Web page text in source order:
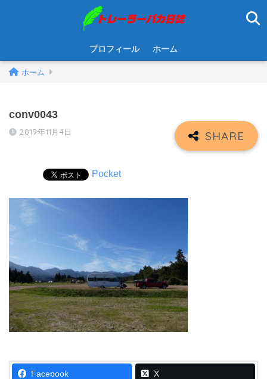
プロフィール ホーム
ホーム
conv0043
2019年11月4日
Pocket
Facebook X